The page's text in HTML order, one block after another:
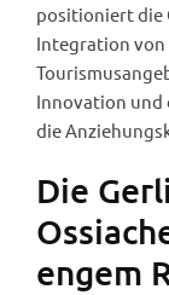
positioniert die
Integration von
Innovation und
die
Die
engem